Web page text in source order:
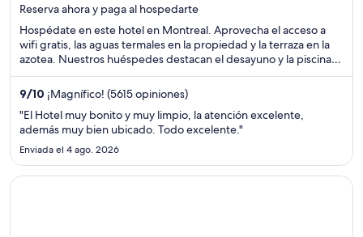
5
Reserva ahora y paga al hospedarte
Hospédate en este hotel en Montreal. Aprovecha el acceso a
wifi gratis, las aguas termales en la propiedad y la terraza en la
azotea. Nuestros huéspedes destacan el desayuno y la piscina
en sus opiniones. Estarás muy cerca de atracciones como Bell
Centre y Calle Sainte-Catherine.
9/10 ¡Magnífico! (5615 opiniones)
"El Hotel muy bonito y muy limpio, la atención excelente,
además muy bien ubicado. Todo excelente."
Enviada el 4 ago. 2026
Se abre en una nueva ventana
Bellagio